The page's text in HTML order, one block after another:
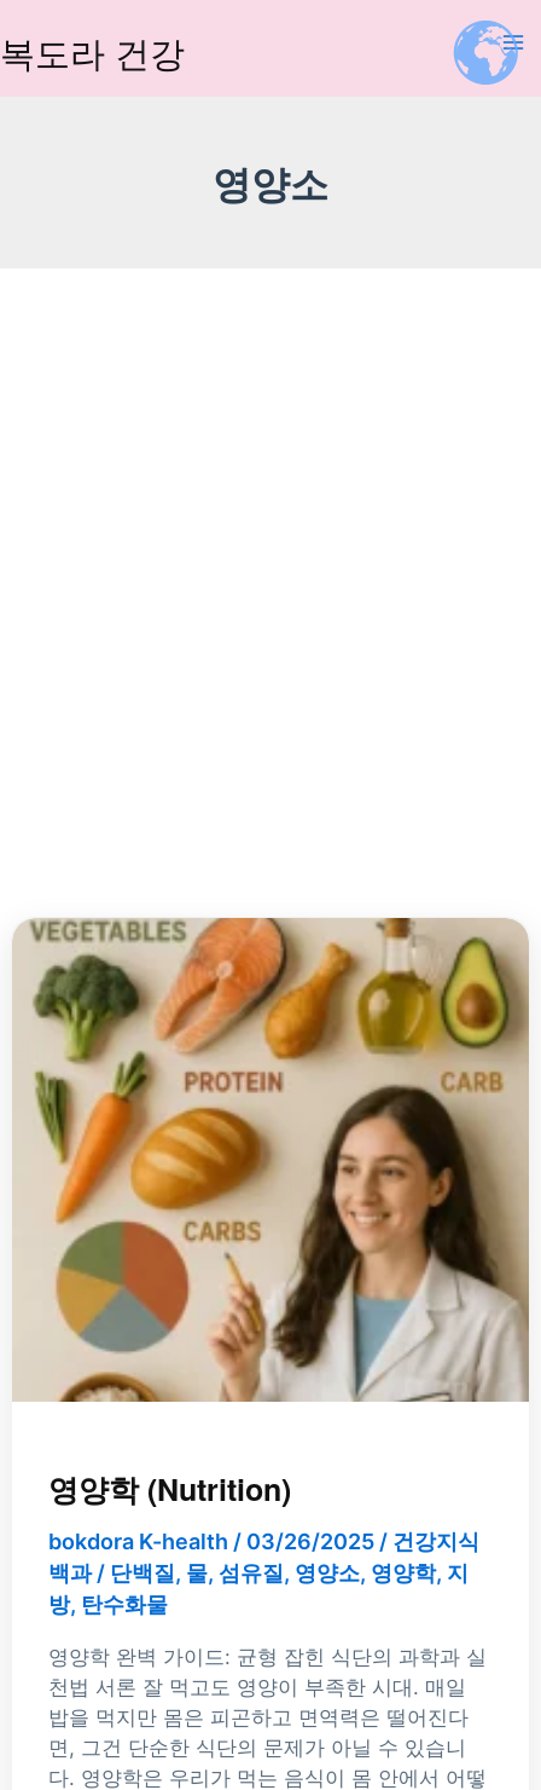
텐
복도라 건강
영양소
영양학 (Nutrition)
bokdora K-health / 03/26/2025 / 건강지식
백과/ 단백질, 물,섬유질, 영양소, 영양학, 지
방, 탄수화물
영양학 완벽 가이드: 균형 잡힌 식단의 과학과 실
천법 서론 잘 먹고도 영양이 부족한 시대. 매일
밥을 먹지만 몸은 피곤하고 면역력은 떨어진다
면, 그건 단순한 식단의 문제가 아닐 수 있습니
다. 영양학은 우리가 먹는 음식이 몸 안에서 어떻
영
양
학
(Nutrition)